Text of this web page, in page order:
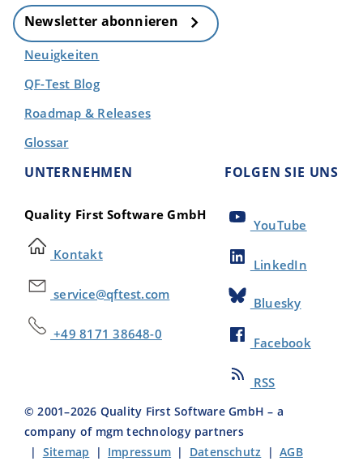
Newsletter abonnieren
Neuigkeiten
QF-Test Blog
Roadmap & Releases
Glossar
UNTERNEHMEN
Quality First Software GmbH
Kontakt
service@qftest.com
+49 8171 38648-0
FOLGEN SIE UNS
YouTube
LinkedIn
Bluesky
Facebook
RSS
© 2001–2026 Quality First Software GmbH – a
company of mgm technology partners
| Sitemap | Impressum | Datenschutz |AGB